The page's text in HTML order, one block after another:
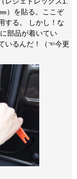
）を貼る。ここぞ
する。 しかし！な
部品が着いてい
いるんだ！（☜今更